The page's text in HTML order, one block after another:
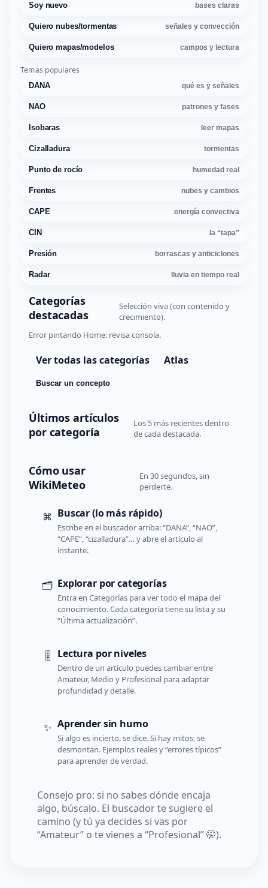
Soy nuevo bases claras
Quiero nubes/tormentas señales y convección
Quiero mapas/modelos campos y lectura
Temas populares
DANA qué es y señales
NAO patrones y fases
Isobaras leer mapas
Cizalladura tormentas
Punto de rocío humedad real
Frentes nubes y cambios
CAPE energía convectiva
CIN la “tapa”
Presión borrascas y anticiclones
Radar lluvia en tiempo real
Categorías
destacadas
Selección viva (con contenido y
crecimiento).
Error pintando Home: revisa consola.
Ver todas las categorías Atlas
Buscar un concepto
Últimos artículos
por categoría
Los 5 más recientes dentro
de cada destacada.
Cómo usar
WikiMeteo
En 30 segundos, sin
perderte.
⌘ Buscar (lo más rápido)
Escribe en el buscador arriba: “DANA”, “NAO”,
“CAPE”, “cizalladura”… y abre el artículo al
instante.
🗂️ Explorar por categorías
Entra en Categorías para ver todo el mapa del
conocimiento. Cada categoría tiene su lista y su
“Última actualización”.
🎚️ Lectura por niveles
Dentro de un artículo puedes cambiar entre
Amateur, Medio y Profesional para adaptar
profundidad y detalle.
✨ Aprender sin humo
Si algo es incierto, se dice. Si hay mitos, se
desmontan. Ejemplos reales y “errores típicos”
para aprender de verdad.
Consejo pro: si no sabes dónde encaja
algo, búscalo. El buscador te sugiere el
camino (y tú ya decides si vas por
“Amateur” o te vienes a “Profesional” 🤭).